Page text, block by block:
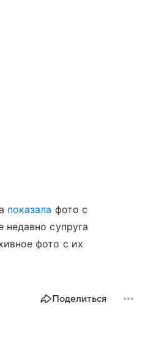
показала фото с
недавно супруга
фото с их
Поделиться